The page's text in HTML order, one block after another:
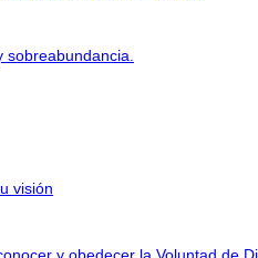
sobreabundancia.
visión